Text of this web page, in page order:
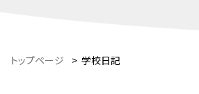
トップページ > 学校日記